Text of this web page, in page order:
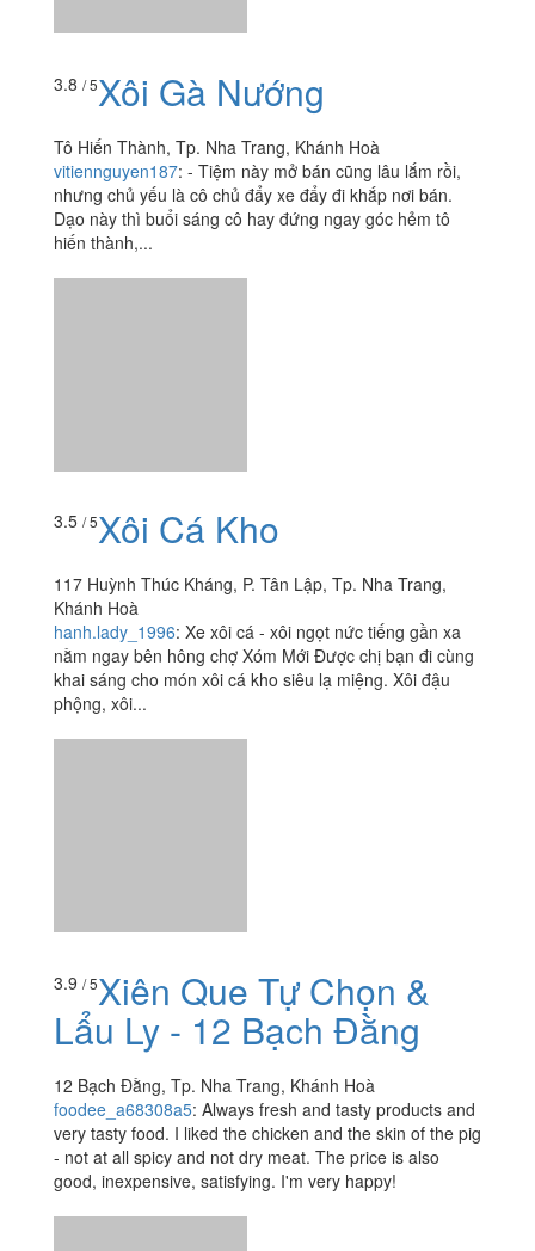
3.5 / 5Xôi Cá Kho
117 Huỳnh Thúc Kháng, P. Tân Lập, Tp. Nha Trang,
Khánh Hoà
3.9/ 5Xiên Que Tự Chọn &
Lẩu Ly - 12 Bạch Đằng
12 Bạch Đằng, Tp. Nha Trang, Khánh Hoà
foodee_a68308a5:Always fresh and tasty products and
Xem thêm
Ăn uống-
Du lịch-
Cưới hỏi-